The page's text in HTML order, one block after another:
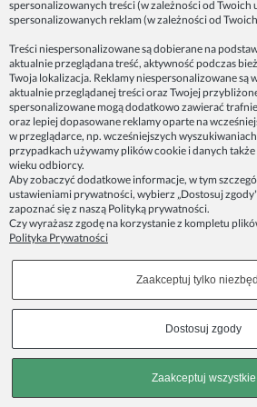
Twórz niepowtarzalne dekoracje na
bogatej ofercie naszego serwisu
Nietuzinkowe i niepowtarzalne ozdoby są
każdej udanej imprezy. Mogą one stworzyć
oraz dodać wspaniałego charakteru. Mogą
gość poczuje się w indywidualny sposób.
skorzystać z bogatej oferty naszego serwisu
przyjęcia. Oferujemy Ci bowiem nie tylko
również umożliwiamy tworzenie Twoich
dużej różnorodności naszego
zajdziesz u nas wiele inspiracji, które
oryginalnych aranżacji. Na naszych
rodzaju ozdoby, takie jak kolorowe balony,
świeczki. A także specjalistyczne narzędzia i
Tworzenie własnych ozdobnych
kreatywność i dopasowanie wnętrz do
Chętnie Ci w tym pomożemy, proponując
materiałów, które pozwolą na realizację
pomysłów. Warto podkreślić, że to także
rodziny lub grupy przyjaciół. Wspólne
ozdób to świetny sposób na integrację i
spersonalizowanych treści (w zależności od Twoich
spersonalizowanych reklam (w zależności od
Treści niespersonalizowane są dobierane na
aktualnie przeglądana treść, aktywność podczas
Twoja lokalizacja. Reklamy niespersonalizowane są
aktualnie przeglądanej treści oraz Twojej
spersonalizowane mogą dodatkowo zawierać
oraz lepiej dopasowane reklamy oparte na
w przeglądarce, np. wcześniejszych
przypadkach używamy plików cookie i danych
wieku odbiorcy.
Aby zobaczyć dodatkowe informacje, w tym
ustawieniami prywatności, wybierz „Dostosuj
zapoznać się z naszą Polityką prywatności.
Czy wyrażasz zgodę na korzystanie z kompletu
Polityka Prywatności
Zaakceptuj tylko
Dostosuj zgody
Zaakceptuj wszystkie